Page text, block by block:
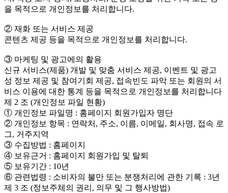
을 목적으로 개인정보를 처리합니다.
② 재화 또는 서비스 제공
콘텐츠 제공 등을 목적으로 개인정보를 처리합니다.
③ 마케팅 및 광고에의 활용
신규 서비스(제품) 개발 및 맞춤 서비스 제공, 이벤트 및 광고
성 정보 제공 및 참여기회 제공, 접속빈도 파악 또는 회원의 서
비스 이용에 대한 통계 등을 목적으로 개인정보를 처리합니다
제 2 조 (개인정보 파일 현황)
① 개인정보 파일명 : 홈페이지 회원가입자 명단
② 개인정보 항목 : 연락처, 주소, 이름, 이메일, 회사명, 접속 로
그, 거주지역
③ 수집방법 : 홈페이지
④ 보유근거 : 홈페이지 회원가입 및 탈퇴
⑤ 보유기간 : 10년
⑥ 관련법령 : 소비자의 불만 또는 분쟁처리에 관한 기록 : 3년
제 3 조 (정보주체의 권리, 의무 및 그 행사방법)